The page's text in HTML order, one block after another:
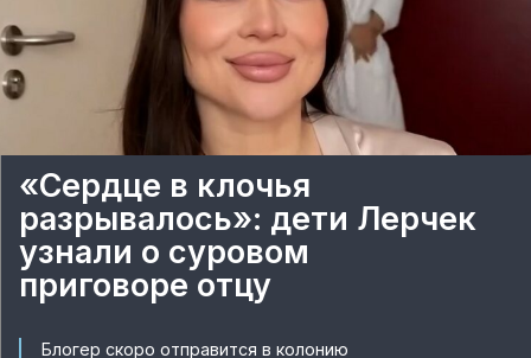
«Сердце в клочья
разрывалось»: дети Лерчек
узнали о суровом
приговоре отцу
Блогер скоро отправится в колонию